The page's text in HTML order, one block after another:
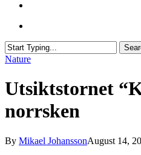
Close
Nature
Utsiktstornet
norrsken
By Mikael JohanssonAugust 14,